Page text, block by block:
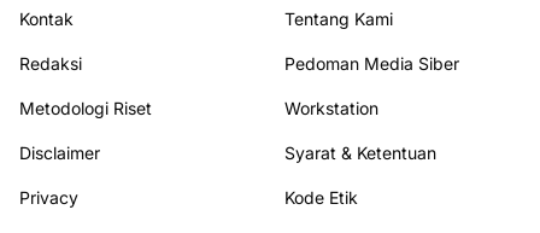
Kontak Tentang Kami
Redaksi Pedoman Media Siber
Metodologi Riset Workstation
Disclaimer Syarat & Ketentuan
Privacy Kode Etik